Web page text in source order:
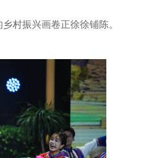
村振兴画卷正徐徐铺陈。